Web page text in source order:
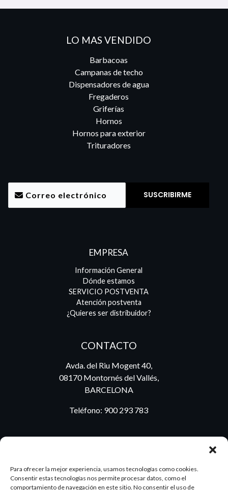
Para ofrecer la mejor experiencia, usamos tecnologías como cookies.
Consentir estas tecnologías nos permite procesar datos, como el
comportamiento de navegación en este sitio. No consentir el uso de
LO MAS VENDIDO
Barbacoas
Campanas de techo
Dispensadores de agua
Fregaderos
Griferías
Hornos
Hornos para exterior
Trituradores
EMPRESA
Información General
Dónde estamos
SERVICIO POSTVENTA
Atención postventa
¿Quieres ser distribuidor?
CONTACTO
Avda. del Riu Mogent 40,
08170 Montornés del Vallés,
BARCELONA
Teléfono: 900 293 783